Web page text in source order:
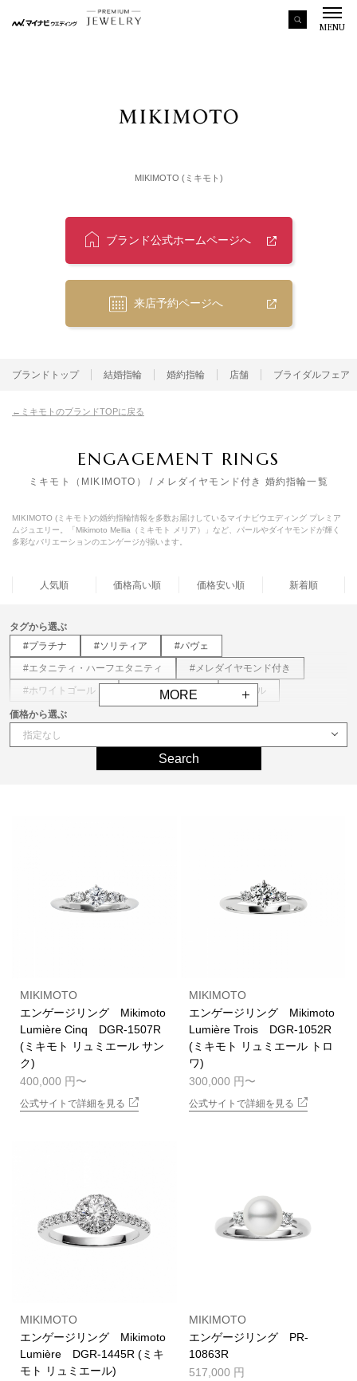
MENU
MIKIMOTO (ミキモト)
ブランド公式ホームページへ
来店予約ページへ
ブランドトップ 結婚指輪 婚約指輪 店舗 ブライダルフェア
ミキモトのブランドTOPに戻る
ENGAGEMENT RINGS
ミキモト（MIKIMOTO） / メレダイヤモンド付き 婚約指輪一覧
MIKIMOTO (ミキモト)の婚約指輪情報を多数お届けしているマイナビウエディング プレミア
ムジュエリー。「Mikimoto Mellia（ミキモト メリア）」など、パールやダイヤモンドが輝く
多彩なバリエーションのエンゲージが揃います。
人気順 価格高い順 価格安い順 新着順
タグから選ぶ
#プラチナ
#ソリティア
#パヴェ
#エタニティ・ハーフエタニティ
#メレダイヤモンド付き
#ホワイトゴールド
#ピンクゴールド #パール
MORE
価格から選ぶ
Search
MIKIMOTO
エンゲージリング Mikimoto
Lumière Cinq DGR-1507R
(ミキモト リュミエール サン
ク)
400,000 円
公式サイトで詳細を見る
MIKIMOTO
エンゲージリング Mikimoto
Lumière Trois DGR-1052R
(ミキモト リュミエール トロ
ワ)
300,000 円
公式サイトで詳細を見る
MIKIMOTO
エンゲージリング Mikimoto
Lumière DGR-1445R (ミキ
モト リュミエール)
MIKIMOTO
エンゲージリング PR-
10863R
517,000 円